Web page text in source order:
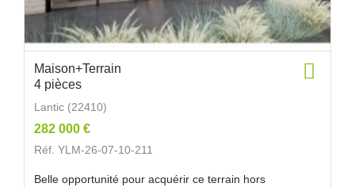
Maison+Terrain
4 pièces
Lantic (22410)
282 000 €
Réf. YLM-26-07-10-211
Belle opportunité pour acquérir ce terrain hors